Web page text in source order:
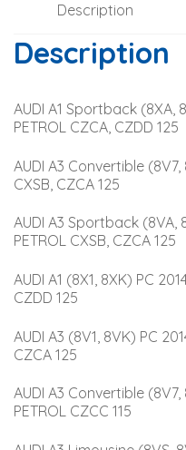
Description
Description
AUDI A1 Sportback (8XA,
PETROL CZCA, CZDD 125
AUDI A3 Convertible (8V7,
CXSB, CZCA 125
AUDI A3 Sportback (8VA,
PETROL CXSB, CZCA 125
AUDI A1 (8X1, 8XK) PC
CZDD 125
AUDI A3 (8V1, 8VK) PC
CZCA 125
AUDI A3 Convertible
PETROL CZCC 115